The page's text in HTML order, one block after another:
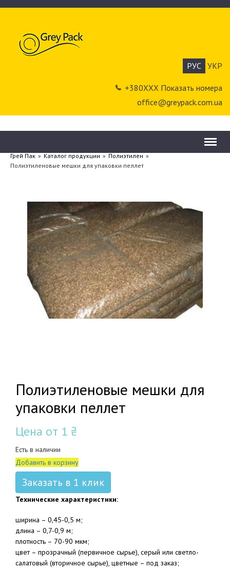
РУС УКР
+380ХХХ Показать номера
office@greypack.com.ua
Menu
Грей Пак » Каталог продукции » Полиэтилен »
Полиэтиленовые мешки для упаковки пеллет
Полиэтиленовые мешки для
упаковки пеллет
Цена от 1 ₴
Есть в наличии
Добавить в корзину
Заказать в 1 клик
Технические характеристики:
ширина – 0,45-0,5 м;
длина – 0,7-0,9 м;
плотность – 70-90 мкм;
цвет – прозрачный (первичное сырье), серый или светло-
салатовый (вторичное сырье), цветные – под заказ;